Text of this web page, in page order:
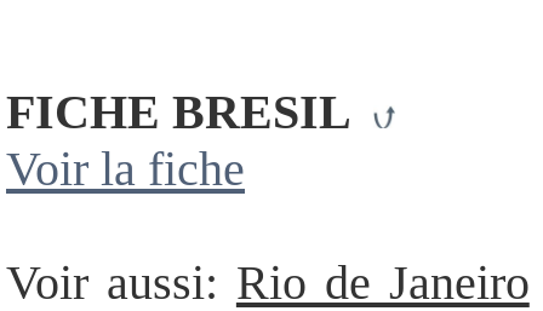
FICHE BRESIL
Voir la fiche
Voir aussi: Rio de Janeiro